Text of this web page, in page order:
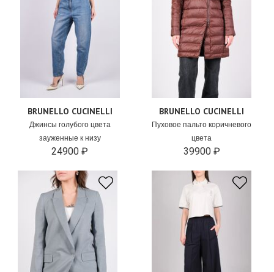
BRUNELLO CUCINELLI
Джинсы голубого цвета
зауженные к низу
24900 ₽
BRUNELLO CUCINELLI
Пуховое пальто коричневого
цвета
39900 ₽